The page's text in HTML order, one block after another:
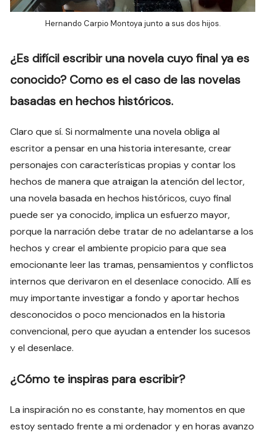
Hernando Carpio Montoya junto a sus dos hijos.
¿Es difícil escribir una novela cuyo final ya es
conocido? Como es el caso de las novelas
basadas en hechos históricos.
Claro que sí. Si normalmente una novela obliga al
escritor a pensar en una historia interesante, crear
personajes con características propias y contar los
hechos de manera que atraigan la atención del lector,
una novela basada en hechos históricos, cuyo final
puede ser ya conocido, implica un esfuerzo mayor,
porque la narración debe tratar de no adelantarse a los
hechos y crear el ambiente propicio para que sea
emocionante leer las tramas, pensamientos y conflictos
internos que derivaron en el desenlace conocido. Allí es
muy importante investigar a fondo y aportar hechos
desconocidos o poco mencionados en la historia
convencional, pero que ayudan a entender los sucesos
y el desenlace.
¿Cómo te inspiras para escribir?
La inspiración no es constante, hay momentos en que
estoy sentado frente a mi ordenador y en horas avanzo